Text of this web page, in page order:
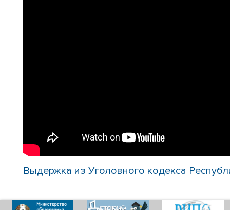
Выдержка из Уголовного кодекса